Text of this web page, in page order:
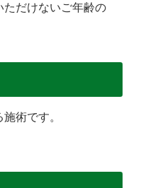
だけないご年齢の
術です。